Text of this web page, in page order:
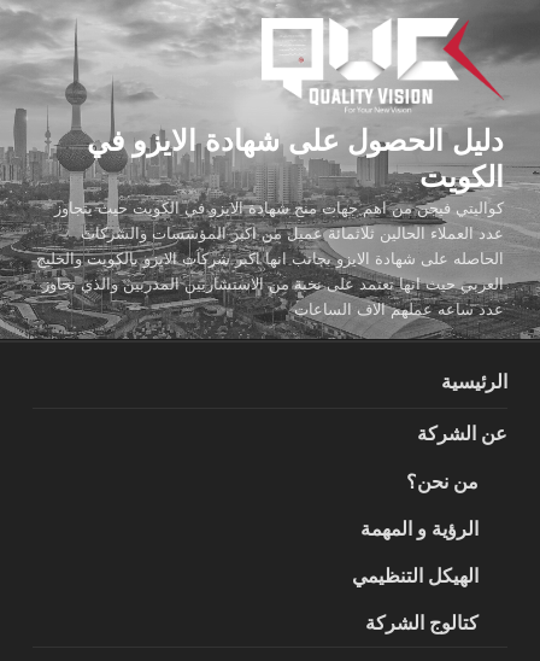
المحتوى
دليل الحصول على شهادة الايزو في
الكويت
كواليتي فيجن من اهم جهات منح شهادة الايزو في الكويت حيث يتجاوز
عدد العملاء الحالين ثلاثمائة عميل من اكبر المؤسسات والشركات
الحاصله على شهادة الايزو بجانب انها اكبر شركات الايزو بالكويت والخليج
العربي حيث انها تعتمد على نخبة من الاستشاريين المدربين والذي تجاوز
عدد ساعه عملهم الاف الساعات
الرئيسية
عن الشركة
من نحن؟
الرؤية و المهمة
الهيكل التنظيمي
كتالوج الشركة